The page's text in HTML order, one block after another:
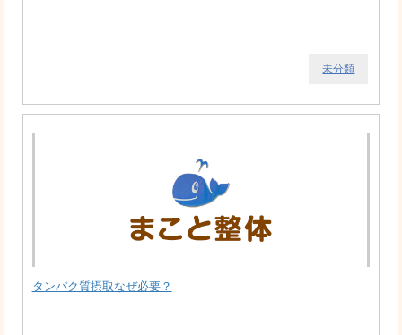
未分類
タンパク質摂取なぜ必要？